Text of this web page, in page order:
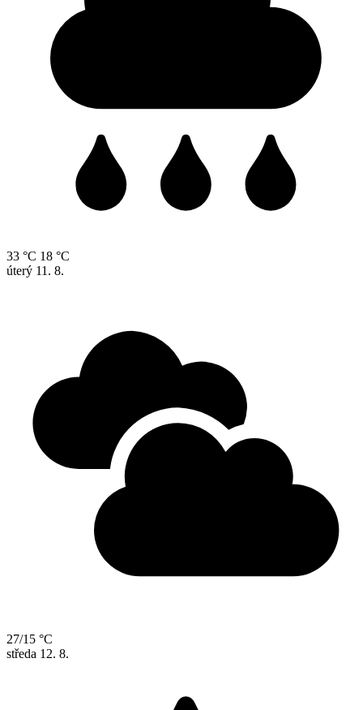
33 °C 18 °C
úterý 11. 8.
27/15 °C
středa 12. 8.